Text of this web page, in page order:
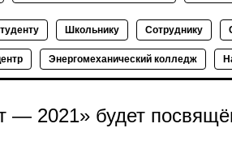
Школьнику Сотруднику
Энергомеханический колледж
— 2021» будет